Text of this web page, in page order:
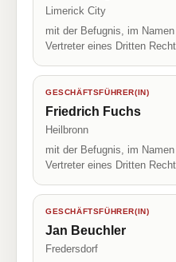
Limerick City
mit der Befugnis, im
Vertreter eines Dritten
GESCHÄFTSFÜHRER(IN)
Friedrich Fuchs
Heilbronn
mit der Befugnis, im
Vertreter eines Dritten
GESCHÄFTSFÜHRER(IN)
Jan Beuchler
Fredersdorf